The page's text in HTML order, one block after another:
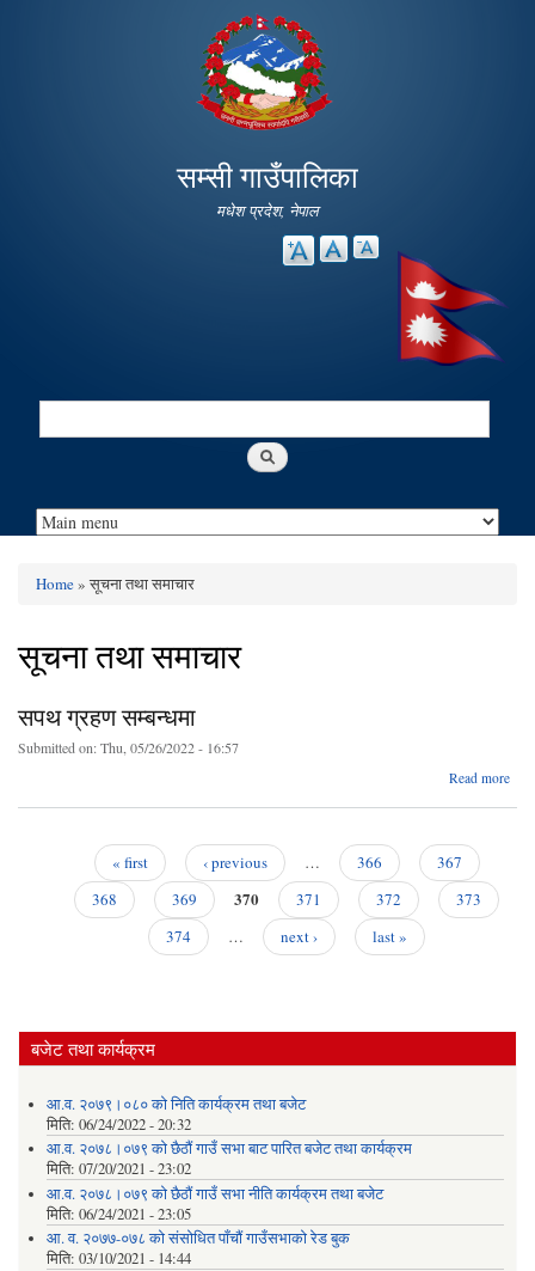
main
content
सम्सी गाउँपालिका
मधेश प्रदेश, नेपाल
Search
You are here
Home» सूचना तथा समाचार
सूचना तथा समाचार
सपथ ग्रहण सम्बन्धमा
Submitted on:Thu, 05/26/2022 - 16:57
Read more
« first ‹ previous … 366
367
368
369 370 371 372
373
374
… next › last »
बजेट तथा कार्यक्रम
आ.व. २०७९।०८० को निति कार्यक्रम तथा बजेट
मिति: 06/24/2022 - 20:32
आ.व. २०७८।०७९ को छैठौं गाउँ सभा बाट पारित बजेट तथा कार्यक्रम
मिति: 07/20/2021 - 23:02
आ.व. २०७८।०७९ को छैठौं गाउँ सभा नीति कार्यक्रम तथा बजेट
मिति: 06/24/2021 - 23:05
आ. व. २०७७-०७८ को संसोधित पाँचौं गाउँसभाको रेड बुक
मिति: 03/10/2021 - 14:44